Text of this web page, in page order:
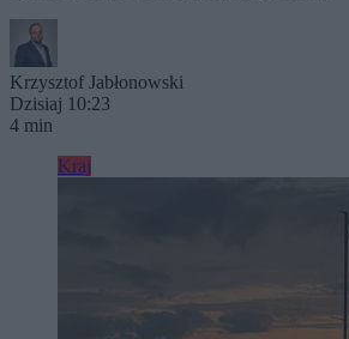
Krzysztof Jabłonowski
Dzisiaj 10:23
4 min
Kraj